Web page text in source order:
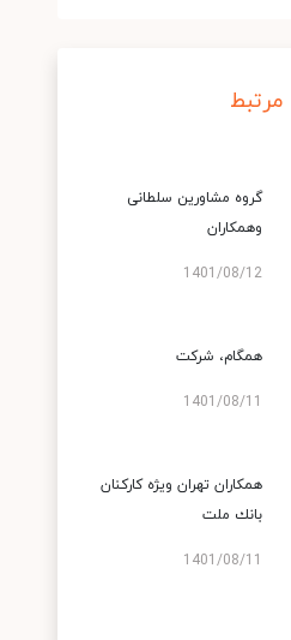
مرتبط
گروه مشاورین سلطانی
وهمکاران
1401/08/12
همگام، شركت
1401/08/11
همكاران تهران ویژه كاركنان
بانك ملت
1401/08/11